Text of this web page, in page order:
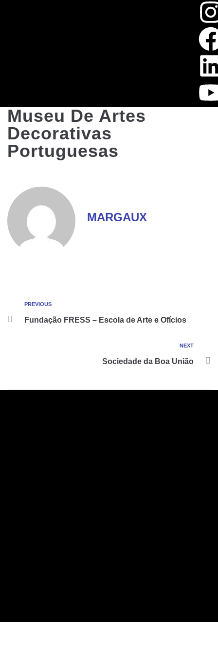
Museu De Artes
Decorativas
Portuguesas
MARGAUX
PREVIOUS
Fundação FRESS – Escola de Arte e Ofícios
NEXT
Sociedade da Boa União